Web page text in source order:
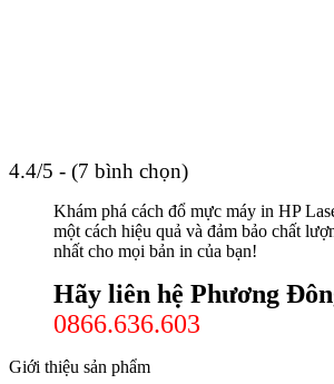
4.4/5 - (7 bình chọn)
Khám phá cách đổ mực máy in HP
một cách hiệu quả và đảm bảo chất
nhất cho mọi bản in của bạn!
Hãy liên hệ Phương
0866.636.603
Giới thiệu sản phẩm